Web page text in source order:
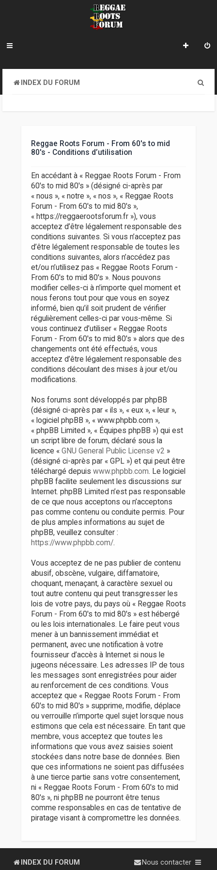
INDEX DU FORUM
Reggae Roots Forum - From 60's to mid
80's - Conditions d’utilisation
En accédant à « Reggae Roots Forum - From
60's to mid 80's » (désigné ci-après par
« nous », « notre », « nos », « Reggae Roots
Forum - From 60's to mid 80's »,
« https://reggaerootsforum.fr »), vous
acceptez d’être légalement responsable des
conditions suivantes. Si vous n’acceptez pas
d’être légalement responsable de toutes les
conditions suivantes, alors n’accédez pas
et/ou n’utilisez pas « Reggae Roots Forum -
From 60's to mid 80's ». Nous pouvons
modifier celles-ci à n’importe quel moment et
nous ferons tout pour que vous en soyez
informé, bien qu’il soit prudent de vérifier
régulièrement celles-ci par vous-même. Si
vous continuez d’utiliser « Reggae Roots
Forum - From 60's to mid 80's » alors que des
changements ont été effectués, vous
acceptez d’être légalement responsable des
conditions découlant des mises à jour et/ou
modifications.
Nos forums sont développés par phpBB
(désigné ci-après par « ils », « eux », « leur »,
« logiciel phpBB », « www.phpbb.com »,
« phpBB Limited », « Équipes phpBB ») qui est
un script libre de forum, déclaré sous la
licence « GNU General Public License v2 »
(désigné ci-après par « GPL ») et qui peut être
téléchargé depuis www.phpbb.com. Le logiciel
phpBB facilite seulement les discussions sur
Internet. phpBB Limited n’est pas responsable
de ce que nous acceptons ou n’acceptons
pas comme contenu ou conduite permis. Pour
de plus amples informations au sujet de
phpBB, veuillez consulter :
https://www.phpbb.com/.
Vous acceptez de ne pas publier de contenu
abusif, obscène, vulgaire, diffamatoire,
choquant, menaçant, à caractère sexuel ou
tout autre contenu qui peut transgresser les
lois de votre pays, du pays où « Reggae Roots
Forum - From 60's to mid 80's » est hébergé
ou les lois internationales. Le faire peut vous
mener à un bannissement immédiat et
permanent, avec une notification à votre
fournisseur d’accès à Internet si nous le
jugeons nécessaire. Les adresses IP de tous
les messages sont enregistrées pour aider
au renforcement de ces conditions. Vous
acceptez que « Reggae Roots Forum - From
60's to mid 80's » supprime, modifie, déplace
ou verrouille n’importe quel sujet lorsque nous
estimons que cela est nécessaire. En tant que
membre, vous acceptez que toutes les
informations que vous avez saisies soient
stockées dans notre base de données. Bien
que ces informations ne soient pas diffusées
à une tierce partie sans votre consentement,
ni « Reggae Roots Forum - From 60's to mid
80's », ni phpBB ne pourront être tenus
comme responsables en cas de tentative de
piratage visant à compromettre les données.
INDEX DU FORUM Nous contacter